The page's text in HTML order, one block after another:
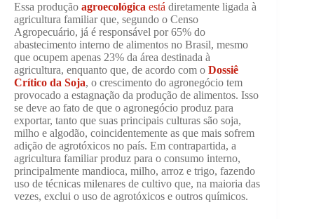
Essa produção agroecológica está diretamente ligada à
agricultura familiar que, segundo o Censo
Agropecuário, já é responsável por 65% do
abastecimento interno de alimentos no Brasil, mesmo
que ocupem apenas 23% da área destinada à
agricultura, enquanto que, de acordo com o Dossiê
Crítico da Soja, o crescimento do agronegócio tem
provocado a estagnação da produção de alimentos. Isso
se deve ao fato de que o agronegócio produz para
exportar, tanto que suas principais culturas são soja,
milho e algodão, coincidentemente as que mais sofrem
adição de agrotóxicos no país. Em contrapartida, a
agricultura familiar produz para o consumo interno,
principalmente mandioca, milho, arroz e trigo, fazendo
uso de técnicas milenares de cultivo que, na maioria das
vezes, exclui o uso de agrotóxicos e outros químicos.